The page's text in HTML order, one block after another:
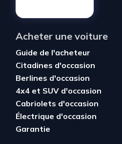
Acheter une voiture
Guide de l'acheteur
Citadines d'occasion
Berlines d'occasion
4x4 et SUV d'occasion
Cabriolets d'occasion
Électrique d'occasion
Garantie